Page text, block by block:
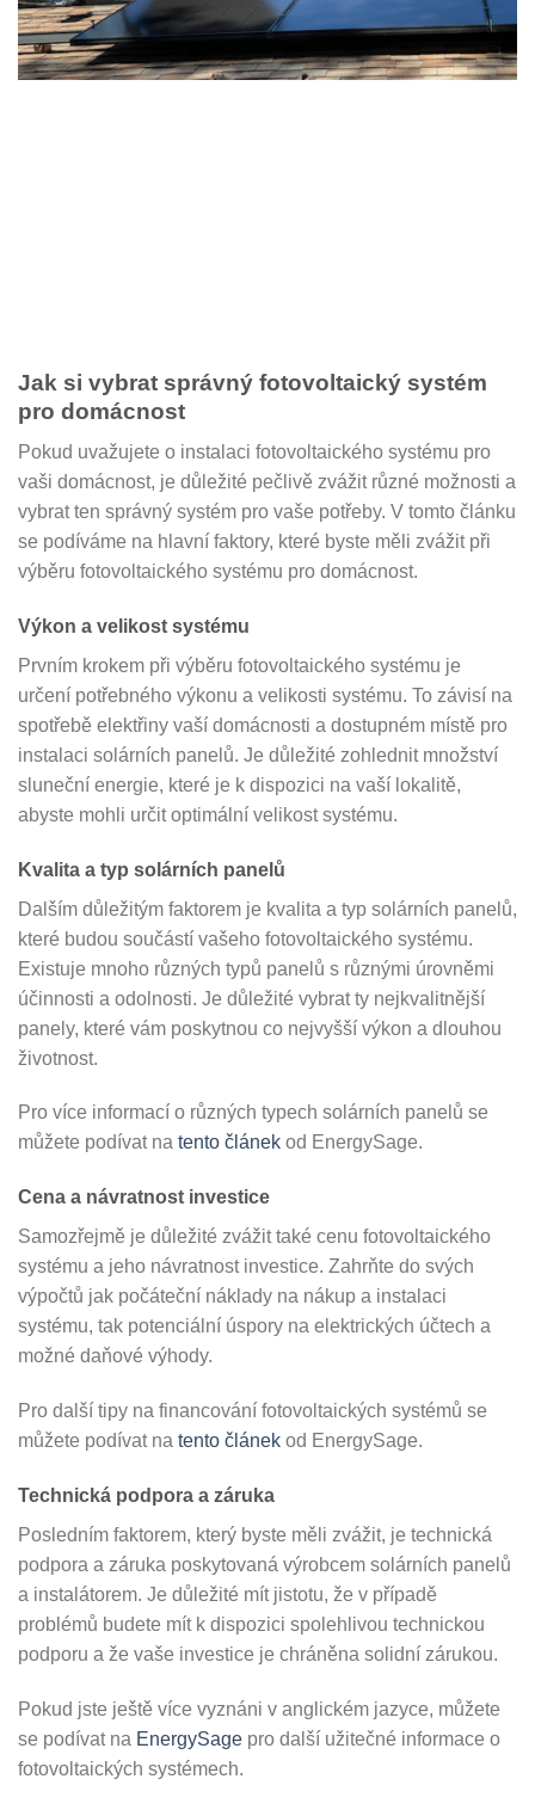
Jak si vybrat správný fotovoltaický systém
pro domácnost
Pokud uvažujete o instalaci fotovoltaického systému pro
vaši domácnost, je důležité pečlivě zvážit různé možnosti a
vybrat ten správný systém pro vaše potřeby. V tomto článku
se podíváme na hlavní faktory, které byste měli zvážit při
výběru fotovoltaického systému pro domácnost.
Výkon a velikost systému
Prvním krokem při výběru fotovoltaického systému je
určení potřebného výkonu a velikosti systému. To závisí na
spotřebě elektřiny vaší domácnosti a dostupném místě pro
instalaci solárních panelů. Je důležité zohlednit množství
sluneční energie, které je k dispozici na vaší lokalitě,
abyste mohli určit optimální velikost systému.
Kvalita a typ solárních panelů
Dalším důležitým faktorem je kvalita a typ solárních panelů,
které budou součástí vašeho fotovoltaického systému.
Existuje mnoho různých typů panelů s různými úrovněmi
účinnosti a odolnosti. Je důležité vybrat ty nejkvalitnější
panely, které vám poskytnou co nejvyšší výkon a dlouhou
životnost.
Pro více informací o různých typech solárních panelů se
můžete podívat na tento článek od EnergySage.
Cena a návratnost investice
Samozřejmě je důležité zvážit také cenu fotovoltaického
systému a jeho návratnost investice. Zahrňte do svých
výpočtů jak počáteční náklady na nákup a instalaci
systému, tak potenciální úspory na elektrických účtech a
možné daňové výhody.
Pro další tipy na financování fotovoltaických systémů se
můžete podívat na tento článek od EnergySage.
Technická podpora a záruka
Posledním faktorem, který byste měli zvážit, je technická
podpora a záruka poskytovaná výrobcem solárních panelů
a instalátorem. Je důležité mít jistotu, že v případě
problémů budete mít k dispozici spolehlivou technickou
podporu a že vaše investice je chráněna solidní zárukou.
Pokud jste ještě více vyznáni v anglickém jazyce, můžete
se podívat na EnergySage pro další užitečné informace o
fotovoltaických systémech.